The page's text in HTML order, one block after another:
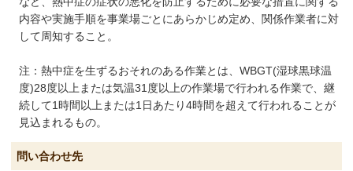
内容や実施手順を事業場ごとにあらかじめ定め、関係作業者に対
して周知すること。
注：熱中症を生ずるおそれのある作業とは、WBGT(湿球黒球温
度)28度以上または気温31度以上の作業場で行われる作業で、継
続して1時間以上または1日あたり4時間を超えて行われることが
見込まれるもの。
問い合わせ先